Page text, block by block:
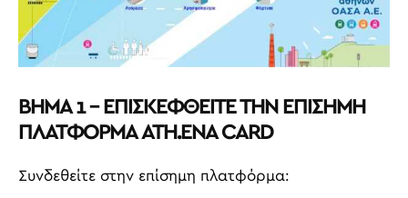
ΒΗΜΑ 1 – ΕΠΙΣΚΕΦΘΕΙΤΕ ΤΗΝ ΕΠΙΣΗΜΗ
ΠΛΑΤΦΟΡΜΑ ATH.ENA CARD
Συνδεθείτε στην επίσημη πλατφόρμα: